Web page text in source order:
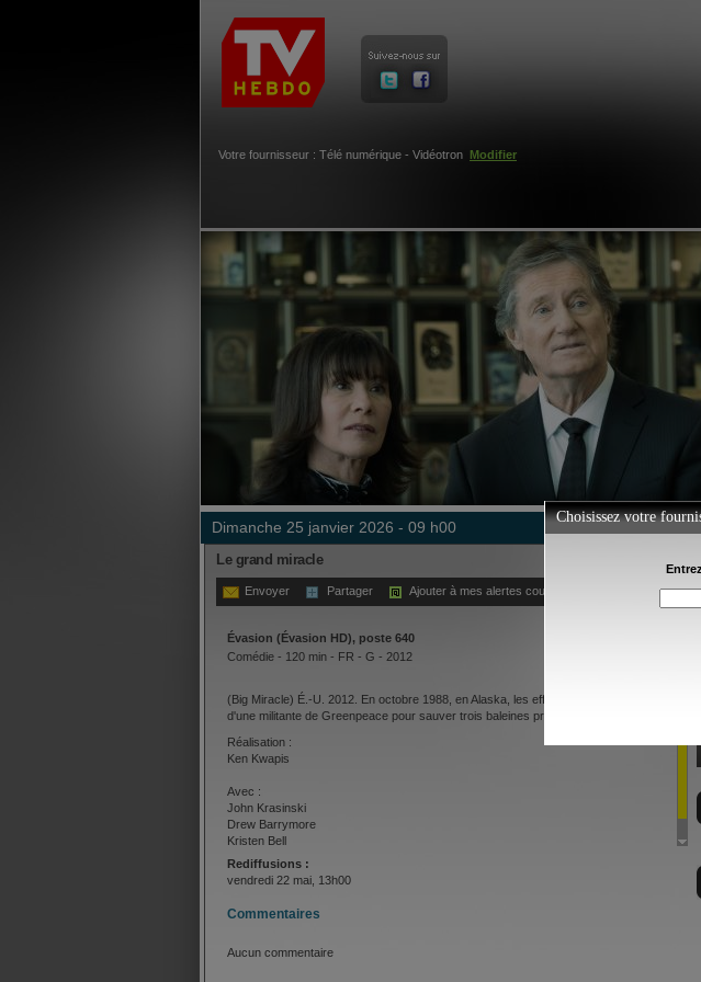
Votre fournisseur : Télé numérique - Vidéotron Modifier
dimanche 25 janvier 2026 - 09 h00
Le grand miracle
Envoyer Partager Ajouter à mes alertes courriel
Évasion (Évasion HD), poste 640
Comédie - 120 min - FR - G - 2012
(Big Miracle) É.-U. 2012. En octobre 1988, en Alaska, les efforts d'un journaliste et
d'une militante de Greenpeace pour sauver trois baleines prisonnières des glaces.
Réalisation :
Ken Kwapis
Avec :
John Krasinski
Drew Barrymore
Kristen Bell
Rediffusions :
vendredi 22 mai, 13h00
Commentaires
Aucun commentaire